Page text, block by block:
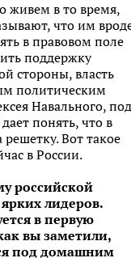
живем в то время,
что им
в правовом поле
поддержку
стороны, власть
политическим
Навального, под
понять, что в
Вот такое
в России.
российской
лидеров.
в первую
вы заметили,
под домашним